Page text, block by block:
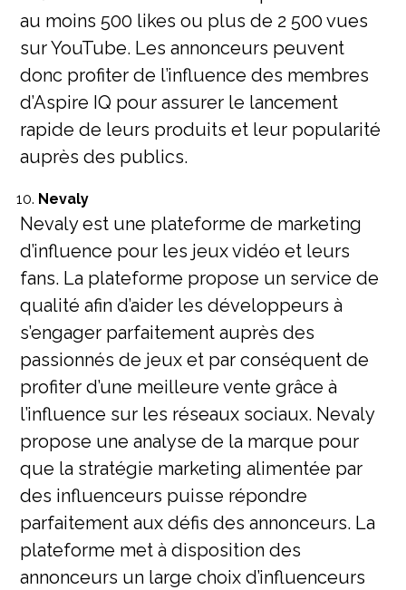
au moins 500 likes ou plus de 2 500 vues
sur YouTube. Les annonceurs peuvent
donc profiter de l’influence des membres
d’Aspire IQ pour assurer le lancement
rapide de leurs produits et leur popularité
auprès des publics.
Nevaly
Nevaly est une plateforme de marketing
d’influence pour les jeux vidéo et leurs
fans. La plateforme propose un service de
qualité afin d’aider les développeurs à
s’engager parfaitement auprès des
passionnés de jeux et par conséquent de
profiter d’une meilleure vente grâce à
l’influence sur les réseaux sociaux. Nevaly
propose une analyse de la marque pour
que la stratégie marketing alimentée par
des influenceurs puisse répondre
parfaitement aux défis des annonceurs. La
plateforme met à disposition des
annonceurs un large choix d’influenceurs